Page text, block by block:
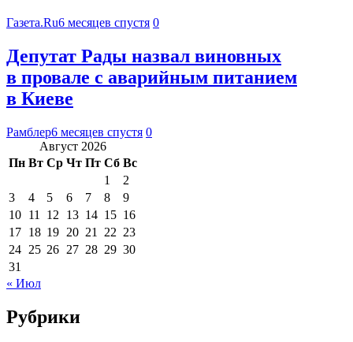
Газета.Ru6 месяцев спустя 0
Депутат Рады назвал виновных
в провале с аварийным питанием
в Киеве
Рамблер6 месяцев спустя 0
Август 2026
Пн Вт Ср Чт Пт Сб Вс
1
2
3
4 5 6 7 8
9
10 11 12 13 14 15 16
17 18 19 20 21 22 23
24 25 26 27 28 29 30
31
« Июл
Рубрики